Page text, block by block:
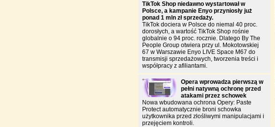
TikTok Shop niedawno wystartował w
Polsce, a kampanie Enyo przyniosły już
ponad 1 mln zł sprzedaży.
TikTok dociera w Polsce do niemal 40 proc.
dorosłych, a wartość TikTok Shop rośnie
globalnie o 94 proc. rocznie. Dlatego By The
People Group otwiera przy ul. Mokotowskiej
67 w Warszawie Enyo LIVE Space M67 do
transmisji sprzedażowych, tworzenia treści i
współpracy z afiliantami.
Opera wprowadza pierwszą w
pełni natywną ochronę przed
atakami przez schowek
Nowa wbudowana ochrona Opery: Paste
Protect automatycznie broni schowka
użytkownika przed złośliwymi manipulacjami i
przejęciem kontroli.